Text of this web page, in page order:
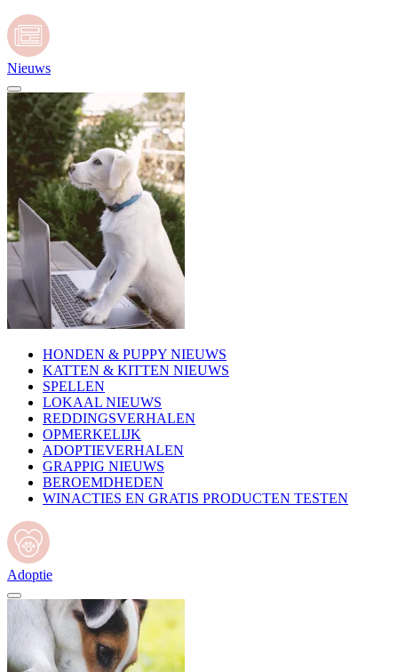
Nieuws
HONDEN & PUPPY NIEUWS
KATTEN & KITTEN NIEUWS
SPELLEN
LOKAAL NIEUWS
REDDINGSVERHALEN
OPMERKELIJK
ADOPTIEVERHALEN
GRAPPIG NIEUWS
BEROEMDHEDEN
WINACTIES EN GRATIS PRODUCTEN TESTEN
Adoptie